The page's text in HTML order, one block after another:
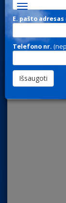
Toggle
navigation
NOTE
E. pašto adresas
Telefono nr.